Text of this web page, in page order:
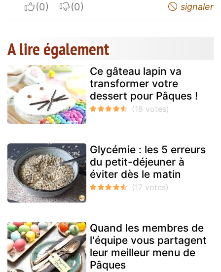
I apreciateI do not appreciate signaler
A lire également
Ce gâteau lapin va
transformer votre
dessert pour Pâques !
Glycémie : les 5 erreurs
du petit-déjeuner à
éviter dès le matin
Quand les membres de
l'équipe vous partagent
leur meilleur menu de
Pâques